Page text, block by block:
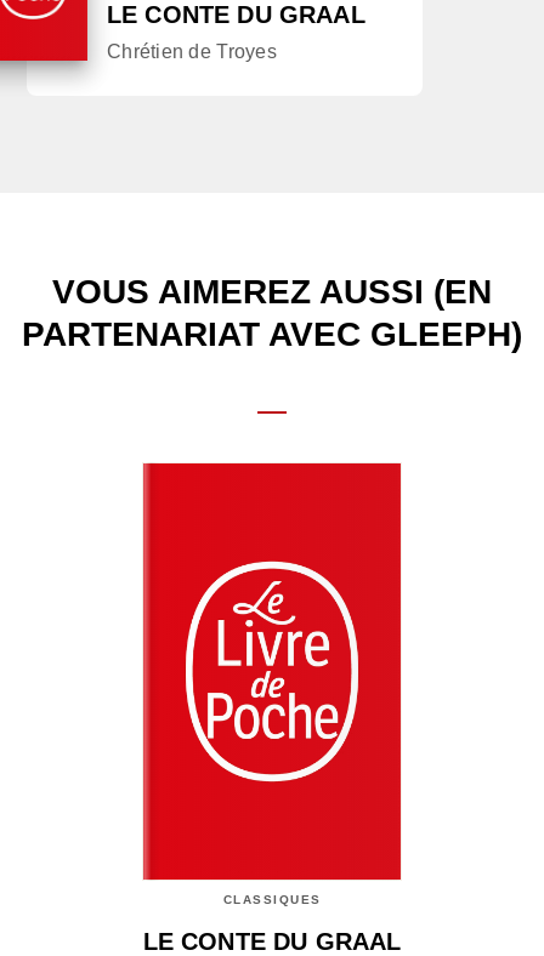
LE CONTE DU GRAAL
Chrétien de Troyes
VOUS AIMEREZ AUSSI (EN
PARTENARIAT AVEC GLEEPH)
CLASSIQUES
LE CONTE DU GRAAL